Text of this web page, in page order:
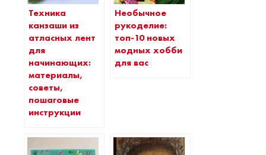
Техника
канзаши из
атласных лент
для
начинающих:
материалы,
советы,
пошаговые
инструкции
Необычное
рукоделие:
топ-10 новых
модных хобби
для вас